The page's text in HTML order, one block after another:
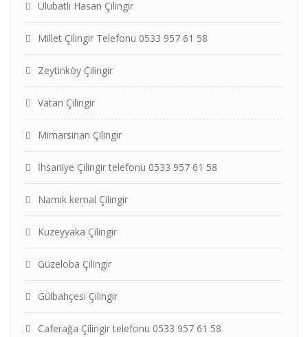
Ulubatlı Hasan Çilingir
Millet Çilingir Telefonu 0533 957 61 58
Zeytinköy Çilingir
Vatan Çilingir
Mimarsinan Çilingir
İhsaniye Çilingir telefonu 0533 957 61 58
Namık kemal Çilingir
Kuzeyyaka Çilingir
Güzeloba Çilingir
Gülbahçesi Çilingir
Caferağa Çilingir telefonu 0533 957 61 58